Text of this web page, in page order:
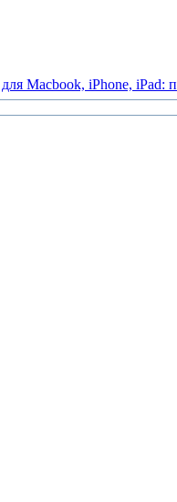
для Macbook, iPhone, iPad: